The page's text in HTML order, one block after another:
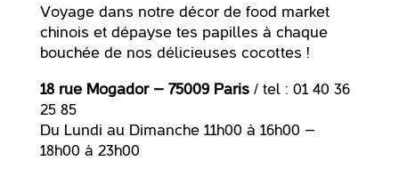
Voyage dans notre décor de food market
chinois et dépayse tes papilles à chaque
bouchée de nos délicieuses cocottes !
18 rue Mogador – 75009 Paris/ tel : 01 40 36
25 85
Du Lundi au Dimanche 11h00 à 16h00 –
18h00 à 23h00